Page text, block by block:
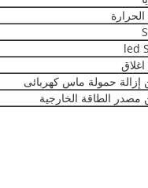
حمولة ماس كهربائى
الطاقة الخارجية